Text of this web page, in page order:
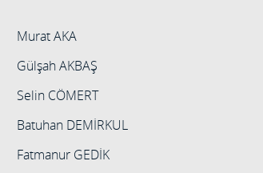
Murat AKA
Gülşah AKBAŞ
Selin CÖMERT
Batuhan DEMİRKUL
Fatmanur GEDİK